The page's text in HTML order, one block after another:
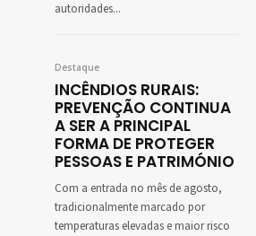
autoridades...
Destaque
INCÊNDIOS RURAIS:
PREVENÇÃO CONTINUA
A SER A PRINCIPAL
FORMA DE PROTEGER
PESSOAS E PATRIMÓNIO
Com a entrada no mês de agosto,
tradicionalmente marcado por
temperaturas elevadas e maior risco